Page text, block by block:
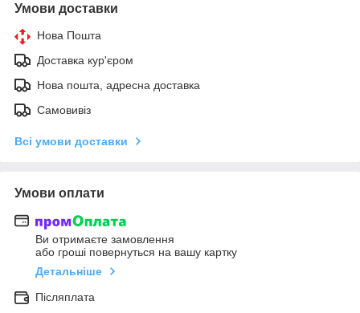
Умови доставки
Нова Пошта
Доставка кур'єром
Нова пошта, адресна доставка
Самовивіз
Всі умови доставки
Умови оплати
Ви отримаєте замовлення
або гроші повернуться на вашу картку
Детальніше
Післяплата